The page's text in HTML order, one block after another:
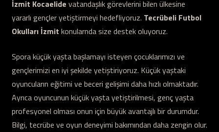
İzmit Kocaelide vatandaşlık görevlerini bilen ülkesine
yararlı gençler yetiştirmeyi hedefliyoruz. Tecrübeli Futbol
Okulları İzmit konularnda size destek oluyoruz.
Spora küçük yaşta başlamayı isteyen çocuklarımızı ve
gençlerimizi en iyi şekilde yetiştiriyoruz. Küçük yaştaki
oyuncuların eğitimi ve beceri gelişimi daha hızlı olmaktadır.
Ayrıca oyuncunun küçük yaşta yetiştirilmesi, genç yaşta
profesyonel olması onun için büyük avantajlı bir durumdur.
Bilgi, tecrübe ve oyun deneyimi bakımından daha zengin olur.